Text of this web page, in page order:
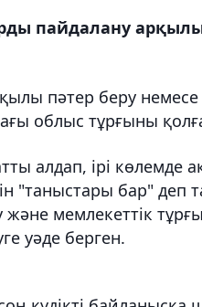
пайдалану
пәтер беру немесе
облыс тұрғыны
алдап, ірі көлемде
"таныстары бар" деп
және мемлекеттік
уәде берген.